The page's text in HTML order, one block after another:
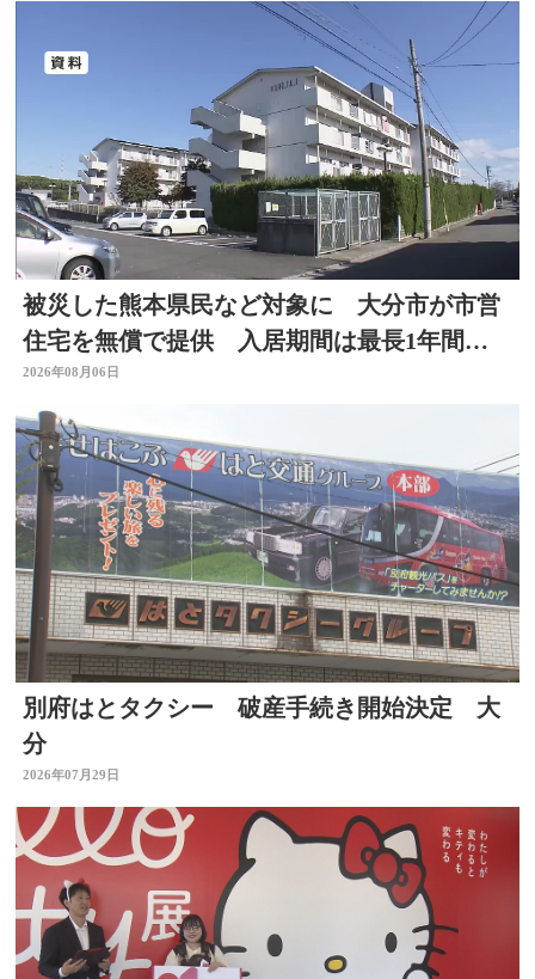
被災した熊本県民など対象に 大分市が市営
住宅を無償で提供 入居期間は最長1年間
【令和8年熊本地震】
2026年08月06日
別府はとタクシー 破産手続き開始決定 大
分
2026年07月29日